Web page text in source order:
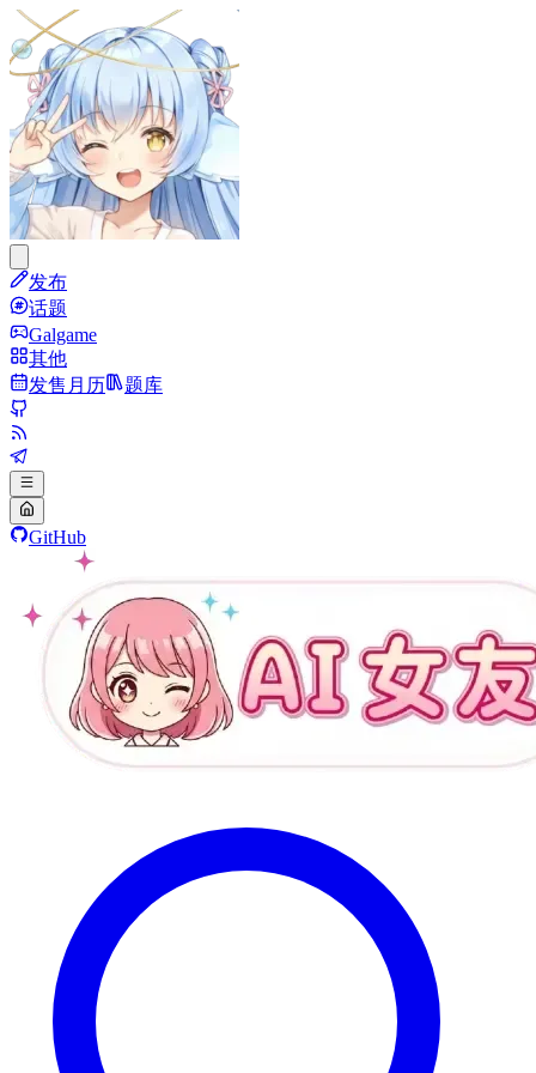
发布
话题
Galgame
其他
发售月历
题库
GitHub